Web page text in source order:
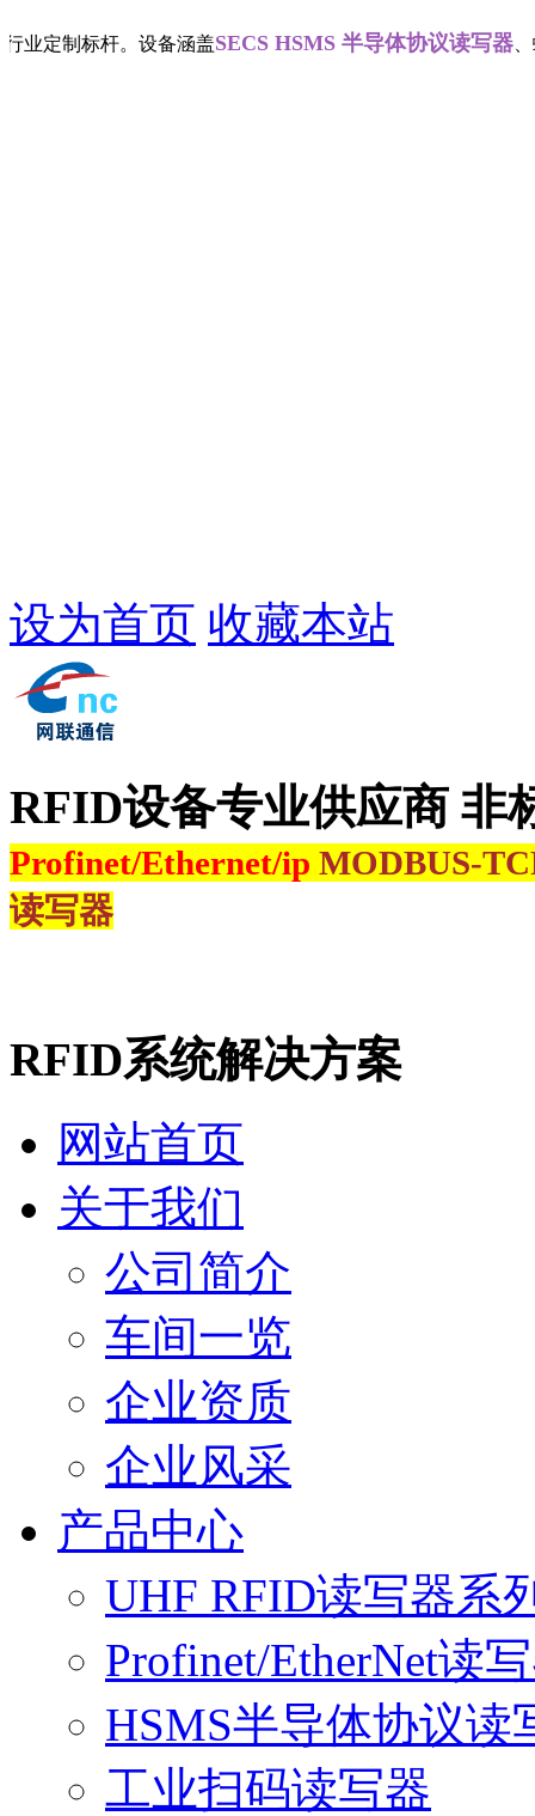
标杆。设备涵盖SECS HSMS 半导体协议读写器、螺丝
设为首页 收藏本站
RFID设备专业供应商 非
Profinet/Ethernet/ip MODBUS-
读写器
RFID系统解决方案
网站首页
关于我们
公司简介
车间一览
企业资质
企业风采
产品中心
UHF RFID读写器系
Profinet/EtherNet读
HSMS半导体协议读
工业扫码读写器